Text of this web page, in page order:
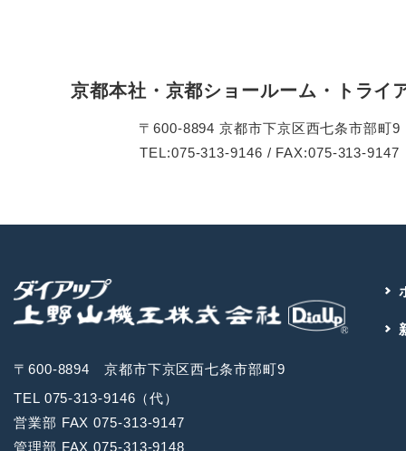
京都本社・京都ショールーム・トライ
〒600-8894 京都市下京区西七条市部町9
TEL:075-313-9146 / FAX:075-313-9147
〒600-8894 京都市下京区西七条市部町9
TEL 075-313-9146（代）
営業部 FAX 075-313-9147
管理部 FAX 075-313-9148